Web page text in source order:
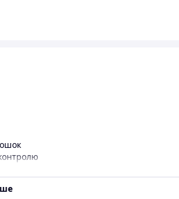
резервуари, машини та обладнання
специфікації